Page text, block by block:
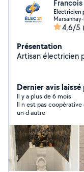
Electricien
4,6/5
Présentation
Artisan électricien
Dernier avis
Il y a plus de 6 mois
Il n est pas
un d autre